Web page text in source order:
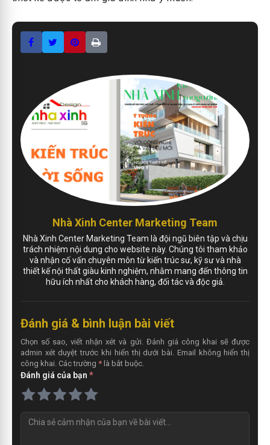
Nhà Xinh Center Marketing Team
Nhà Xinh Center Marketing Team là đội ngũ biên tập và chịu
trách nhiệm nội dung cho website này. Chúng tôi tham khảo
và nhận cố vấn chuyên môn từ kiến trúc sư, kỹ sư và nhà
thiết kế nội thất giàu kinh nghiệm, nhằm mang đến thông tin
hữu ích nhất cho khách hàng, đối tác và độc giả.
Đánh giá & bình luận bài viết
Chọn số sao, viết nhận xét và gửi. Đánh giá công khai sẽ được
admin xét duyệt trước khi hiển thị dưới bài. Email không hiển thị
công khai. Các trường *là bắt buộc.
Đánh giá của bạn *